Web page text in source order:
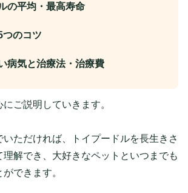
の平均・最高寿命
つのコツ
病気と治療法・治療費
ご説明していきます。
いただければ、トイプードルを長生きさ
解でき、大好きなペットといつまでも
できます。